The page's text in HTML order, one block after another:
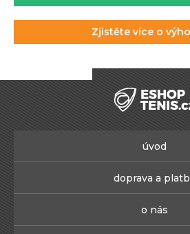
Zjistěte více o
úvod
doprava a
o nás